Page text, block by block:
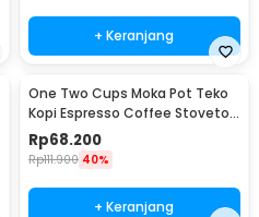
+ Keranjang
One Two Cups Moka Pot Teko
Kopi Espresso Coffee Stovetop
4 Cup 200ml - Z20
Rp68.200
Rp111.900 40%
+ Keranjang